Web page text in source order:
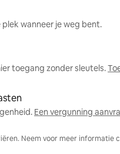
plek wanneer je weg bent.
toegang zonder sleutels.
Een vergunning
Neem voor meer informatie